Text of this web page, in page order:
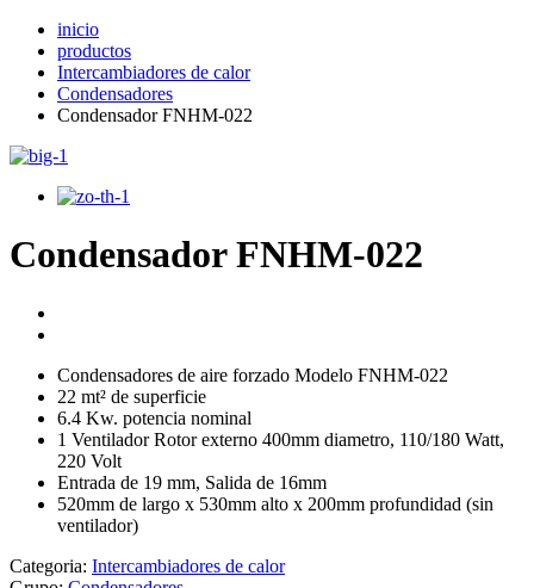
inicio
productos
Intercambiadores de calor
Condensadores
Condensador FNHM-022
Condensador FNHM-022
Condensadores de aire forzado Modelo FNHM-022
22 mt² de superficie
6.4 Kw. potencia nominal
1 Ventilador Rotor externo 400mm diametro, 110/180 Watt,
220 Volt
Entrada de 19 mm, Salida de 16mm
520mm de largo x 530mm alto x 200mm profundidad (sin
ventilador)
Categoria: Intercambiadores de calor